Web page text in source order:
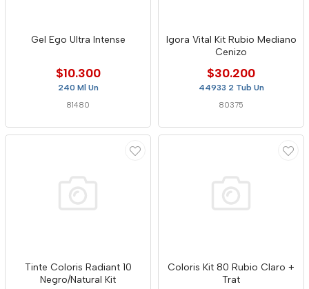
Gel Ego Ultra Intense
$10.300
240 Ml Un
81480
Igora Vital Kit Rubio Mediano
Cenizo
$30.200
44933 2 Tub Un
80375
Tinte Coloris Radiant 10
Negro/Natural Kit
Coloris Kit 80 Rubio Claro +
Trat